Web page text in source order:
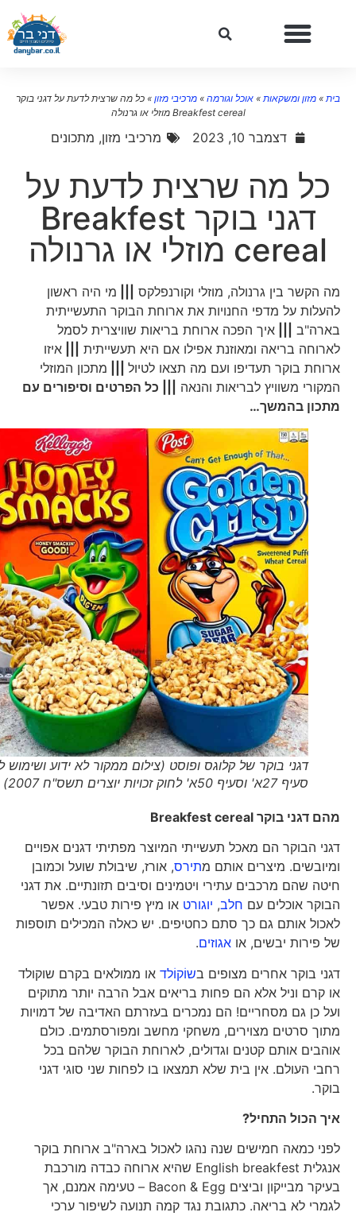
»מזון ומשקאות»אוכל וגורמה»מרכיבי מזון »כל מה שרצית לדעת על דגני בוקר
Breakfest cereal מוזלי או גרנולה
דצמבר 10, 2023 מרכיבי מזון,מתכונים
כל מה שרצית לדעת על
דגני בוקר Breakfest
cereal מוזלי או גרנולה
מה הקשר בין גרנולה, מוזלי וקורנפלקס|||
מי היה ראשון
להעלות על מדפי החנויות את ארוחת הבוקר התעשייתית
בארה"ב|||
איך הפכה ארוחת בריאות שוויצרית לסמל
לארוחה בריאה ומאוזנת אפילו אם היא תעשייתית|||
איזו
ארוחת בוקר תעדיפו ועם מה תצאו לטיול|||
מתכון המוזלי
המקורי משוויץ לבריאות והנאה||| כל הפרטים וסיפורים עם
מתכון בהמשך…
דגני בוקר של קלוגס ופוסט (צילום ממקור לא ידוע ושימוש לפי
סעיף 27א' וסעיף 50א' לחוק זכויות יוצרים תשס"ח 2007)
מהם דגני בוקרBreakfest cereal
דגני הבוקר הם מאכל תעשייתי המיוצר מפתיתי דגנים אפויים
ומיובשים. מיצרים אותם מתירס, אורז, שיבולת שועל וכמובן
חיטה שהם מרכבים עתירי ויטמינים וסיבים תזונתיים. את דגני
הבוקר אוכלים עםחלב,יוגורטאו מיץ פירות טבעי. אפשר
לאכול אותם גם כך סתם כחטיפים. יש כאלה המכילים תוספות
של פירות יבשים, או אגוזים.
דגני בוקר אחרים מצופים בשוֹקוֹלדאו ממולאים בקרם שוקולד
או קרם וניל אלא הם פחות בריאים אבל הרבה יותר מתוקים
ועל כן גם מסחריים! הם נמכרים בעזרתם האדיבה של דמויות
מתוך סרטים מצוירים, משחקי מחשב ומפורסתמים. כולם
אוהבים אותם קטנים וגדולים, לארוחת הבוקר שלהם בכל
רחבי העולם. אין בית שלא תמצאו בו לפחות שני סוגי דגני
בוקר.
איך הכול התחיל?
לפני כמאה חמישים שנה נהגו לאכול בארה"ב ארוחת בוקר
אנגלית English breakfest שהיא ארוחה כבדה מורכבת
בעיקר מבייקון וביצים Bacon & Egg – טעימה אמנם, אך
לגמרי לא בריאה. כתגובת נגד קמה תנועה לשיפור ערכי